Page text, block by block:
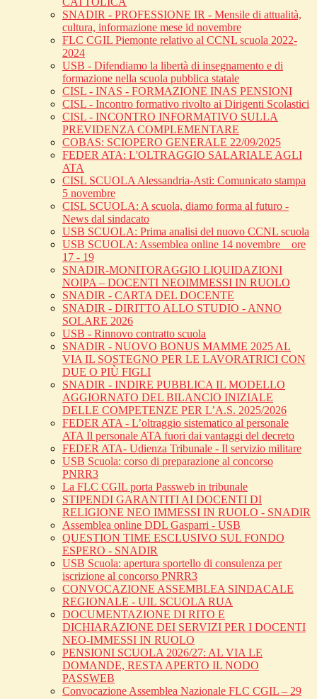
SNADIR - PROFESSIONE IR - Mensile di attualità,
cultura, informazione mese id novembre
FLC CGIL Piemonte relativo al CCNL scuola 2022-
2024
USB - Difendiamo la libertà di insegnamento e di
formazione nella scuola pubblica statale
CISL - INAS - FORMAZIONE INAS PENSIONI
CISL - Incontro formativo rivolto ai Dirigenti Scolastici
CISL - INCONTRO INFORMATIVO SULLA
PREVIDENZA COMPLEMENTARE
COBAS: SCIOPERO GENERALE 22/09/2025
FEDER ATA: L'OLTRAGGIO SALARIALE AGLI
ATA
CISL SCUOLA Alessandria-Asti: Comunicato stampa
5 novembre
CISL SCUOLA: A scuola, diamo forma al futuro -
News dal sindacato
USB SCUOLA: Prima analisi del nuovo CCNL scuola
USB SCUOLA: Assemblea online 14 novembre _ ore
17 - 19
SNADIR-MONITORAGGIO LIQUIDAZIONI
NOIPA – DOCENTI NEOIMMESSI IN RUOLO
SNADIR - CARTA DEL DOCENTE
SNADIR - DIRITTO ALLO STUDIO - ANNO
SOLARE 2026
USB - Rinnovo contratto scuola
SNADIR - NUOVO BONUS MAMME 2025 AL
VIA IL SOSTEGNO PER LE LAVORATRICI CON
DUE O PIÙ FIGLI
SNADIR - INDIRE PUBBLICA IL MODELLO
AGGIORNATO DEL BILANCIO INIZIALE
DELLE COMPETENZE PER L’A.S. 2025/2026
FEDER ATA - L’oltraggio sistematico al personale
ATA Il personale ATA fuori dai vantaggi del decreto
FEDER ATA- Udienza Tribunale - Il servizio militare
USB Scuola: corso di preparazione al concorso
PNRR3
La FLC CGIL porta Passweb in tribunale
STIPENDI GARANTITI AI DOCENTI DI
RELIGIONE NEO IMMESSI IN RUOLO - SNADIR
Assemblea online DDL Gasparri - USB
QUESTION TIME ESCLUSIVO SUL FONDO
ESPERO - SNADIR
USB Scuola: apertura sportello di consulenza per
iscrizione al concorso PNRR3
CONVOCAZIONE ASSEMBLEA SINDACALE
REGIONALE - UIL SCUOLA RUA
DOCUMENTAZIONE DI RITO E
DICHIARAZIONE DEI SERVIZI PER I DOCENTI
NEO-IMMESSI IN RUOLO
PENSIONI SCUOLA 2026/27: AL VIA LE
DOMANDE, RESTA APERTO IL NODO
PASSWEB
Convocazione Assemblea Nazionale FLC CGIL – 29